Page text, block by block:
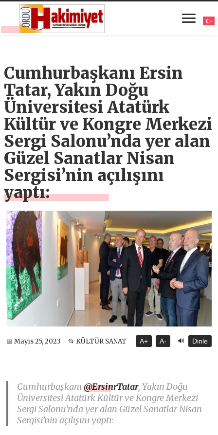
Cumhurbaşkanı Ersin
Tatar, Yakın Doğu
Üniversitesi Atatürk
Kültür ve Kongre Merkezi
Sergi Salonu’nda yer alan
Güzel Sanatlar Nisan
Sergisi’nin açılışını
yaptı:
📅 Mayıs 25, 2023 📂 KÜLTÜR SANAT A+ A- 🔊 Dinle
Cumhurbaşkanı@ErsinrTatar, Yakın Doğu
Üniversitesi Atatürk Kültür ve Kongre Merkezi
Sergi Salonu’nda yer alan Güzel Sanatlar Nisan
Sergisi’nin açılışını yaptı: